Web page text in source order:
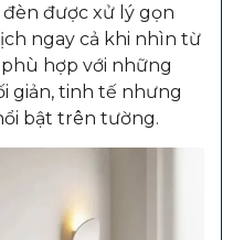
được xử lý gọn
ngay cả khi nhìn từ
hợp với những
giản, tinh tế nhưng
bật trên tường.